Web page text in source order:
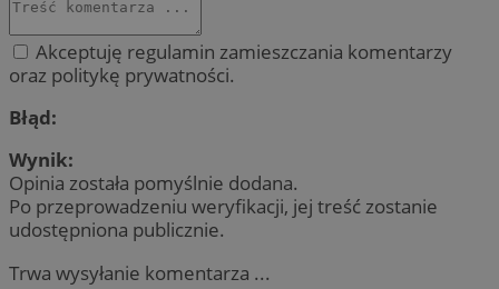
Akceptuję regulamin zamieszczania komentarzy
oraz politykę prywatności.
Błąd:
Wynik:
Opinia została pomyślnie dodana.
Po przeprowadzeniu weryfikacji, jej treść zostanie
udostępniona publicznie.
Trwa wysyłanie komentarza ...